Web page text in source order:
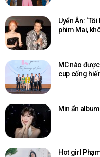
Uyển Ân:
phim Mai,
MC nào
cup cống
Min ẩn
Hot girl